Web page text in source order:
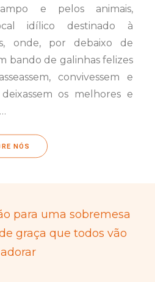
e pelos animais,
idílico destinado à
onde, por debaixo de
bando de galinhas felizes
convivessem e
os melhores e
NÓS
para uma sobremesa
graça que todos vão
adorar